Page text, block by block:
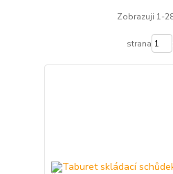
Zobrazuji 1-
strana